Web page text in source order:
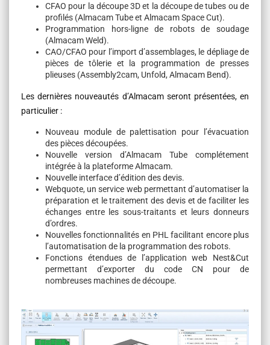
CFAO pour la découpe 3D et la découpe de tubes ou de
profilés (Almacam Tube et Almacam Space Cut).
Programmation hors-ligne de robots de soudage
(Almacam Weld).
CAO/CFAO pour l’import d’assemblages, le dépliage de
pièces de tôlerie et la programmation de presses
plieuses (Assembly2cam, Unfold, Almacam Bend).
Les dernières nouveautés d’Almacam seront présentées, en
particulier :
Nouveau module de palettisation pour l’évacuation
des pièces découpées.
Nouvelle version d’Almacam Tube complétement
intégrée à la plateforme Almacam.
Nouvelle interface d’édition des devis.
Webquote, un service web permettant d’automatiser la
préparation et le traitement des devis et de faciliter les
échanges entre les sous-traitants et leurs donneurs
d’ordres.
Nouvelles fonctionnalités en PHL facilitant encore plus
l’automatisation de la programmation des robots.
Fonctions étendues de l’application web Nest&Cut
permettant d’exporter du code CN pour de
nombreuses machines de découpe.